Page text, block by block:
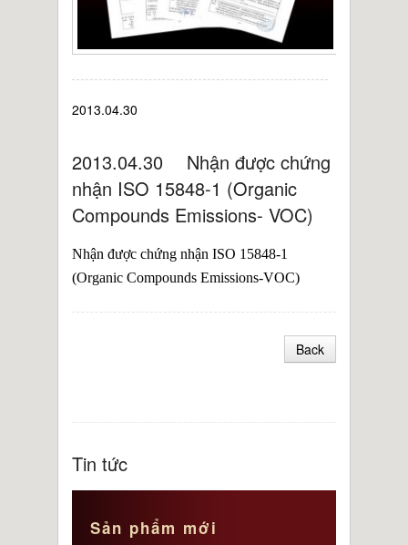
2013.04.30
2013.04.30 Nhận được chứng
nhận ISO 15848-1 (Organic
Compounds Emissions- VOC)
Nhận được chứng nhận ISO 15848-1
(Organic Compounds Emissions-VOC)
Back
Tin tức
Sản phẩm mới